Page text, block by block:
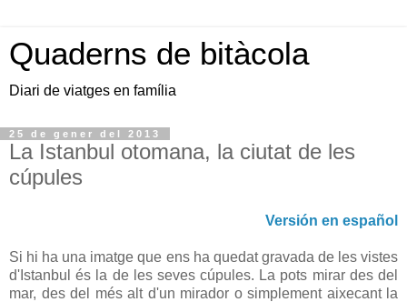
Quaderns de bitàcola
Diari de viatges en família
25 de gener del 2013
La Istanbul otomana, la ciutat de les
cúpules
Versión en español
Si hi ha una imatge que ens ha quedat gravada de les vistes
d'Istanbul és la de les seves cúpules. La pots mirar des del
mar, des del més alt d'un mirador o simplement aixecant la